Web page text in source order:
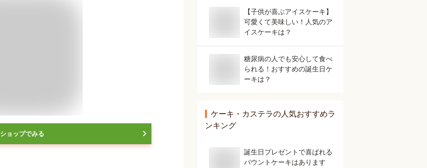
ショップでみる
【子供が喜ぶアイスケーキ】
可愛くて美味しい！人気のア
イスケーキは？
糖尿病の人でも安心して食べ
られる！おすすめの誕生日ケ
ーキは？
ケーキ・カステラの人気おすすめラ
ンキング
誕生日プレゼントで喜ばれる
バウントケーキはあります